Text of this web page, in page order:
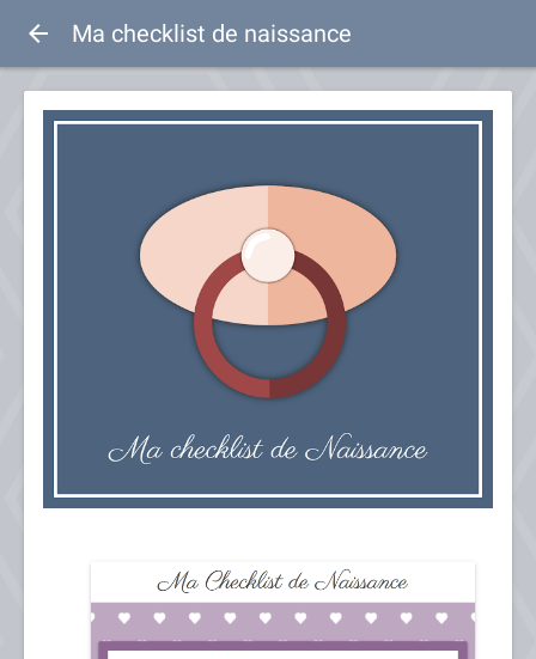
Ma checklist de naissance